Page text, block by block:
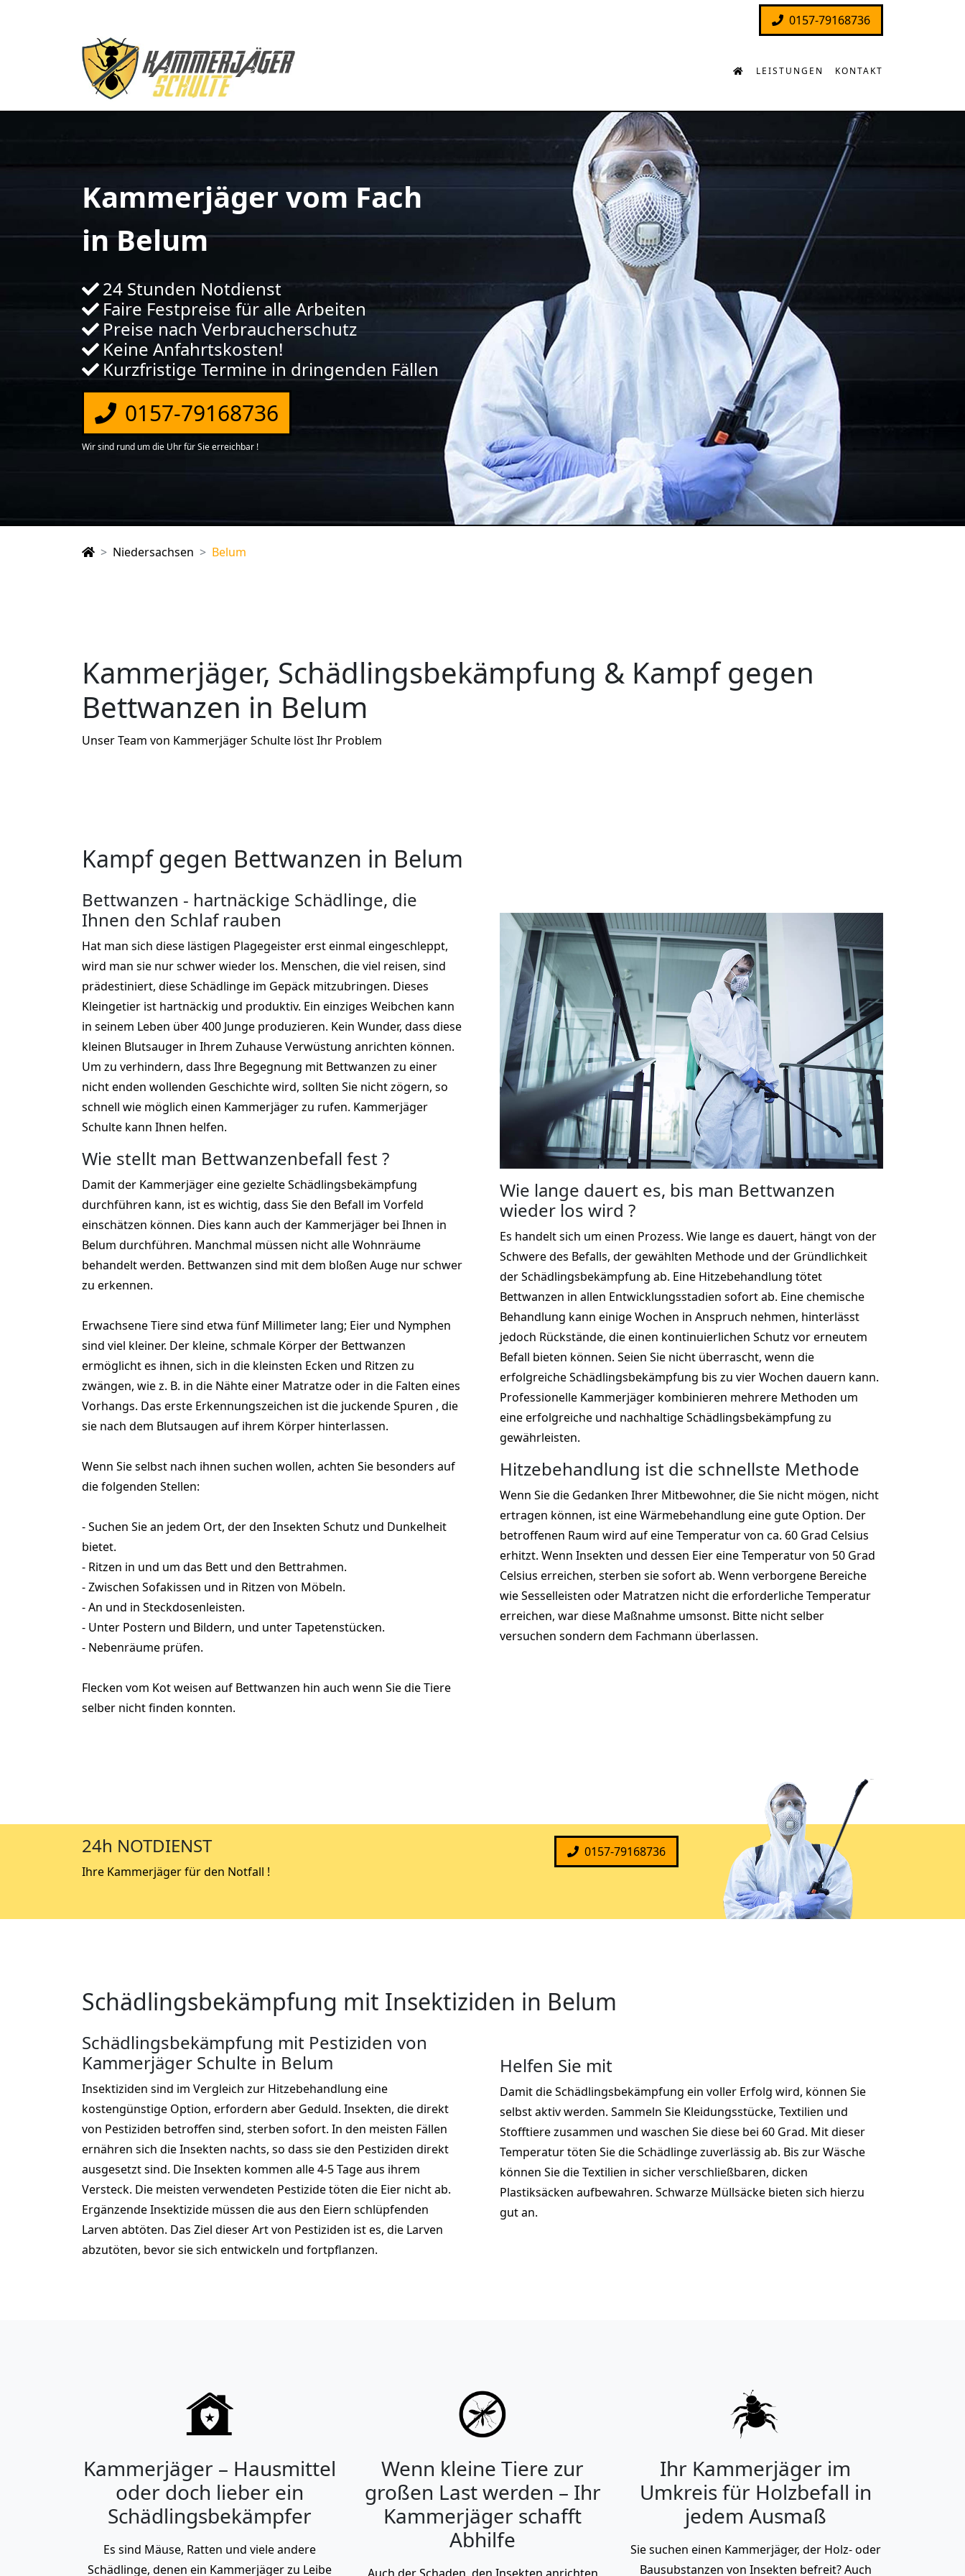
0157-79168736
LEISTUNGEN KONTAKT
Kammerjäger vom Fach
in Belum
24 Stunden Notdienst
Faire Festpreise für alle Arbeiten
Preise nach Verbraucherschutz
Keine Anfahrtskosten!
Kurzfristige Termine in dringenden Fällen
0157-79168736
Wir sind rund um die Uhr für Sie erreichbar !
Niedersachsen Belum
Kammerjäger, Schädlingsbekämpfung & Kampf gegen
Bettwanzen in Belum
Unser Team von Kammerjäger Schulte löst Ihr Problem
Kampf gegen Bettwanzen in Belum
Bettwanzen - hartnäckige Schädlinge, die
Ihnen den Schlaf rauben
Hat man sich diese lästigen Plagegeister erst einmal eingeschleppt,
wird man sie nur schwer wieder los. Menschen, die viel reisen, sind
prädestiniert, diese Schädlinge im Gepäck mitzubringen. Dieses
Kleingetier ist hartnäckig und produktiv. Ein einziges Weibchen kann
in seinem Leben über 400 Junge produzieren. Kein Wunder, dass diese
kleinen Blutsauger in Ihrem Zuhause Verwüstung anrichten können.
Um zu verhindern, dass Ihre Begegnung mit Bettwanzen zu einer
nicht enden wollenden Geschichte wird, sollten Sie nicht zögern, so
schnell wie möglich einen Kammerjäger zu rufen. Kammerjäger
Schulte kann Ihnen helfen.
Wie stellt man Bettwanzenbefall fest ?
Damit der Kammerjäger eine gezielte Schädlingsbekämpfung
durchführen kann, ist es wichtig, dass Sie den Befall im Vorfeld
einschätzen können. Dies kann auch der Kammerjäger bei Ihnen in
Belum durchführen. Manchmal müssen nicht alle Wohnräume
behandelt werden. Bettwanzen sind mit dem bloßen Auge nur schwer
zu erkennen.
Erwachsene Tiere sind etwa fünf Millimeter lang; Eier und Nymphen
sind viel kleiner. Der kleine, schmale Körper der Bettwanzen
ermöglicht es ihnen, sich in die kleinsten Ecken und Ritzen zu
zwängen, wie z. B. in die Nähte einer Matratze oder in die Falten eines
Vorhangs. Das erste Erkennungszeichen ist die juckende Spuren , die
sie nach dem Blutsaugen auf ihrem Körper hinterlassen.
Wenn Sie selbst nach ihnen suchen wollen, achten Sie besonders auf
die folgenden Stellen:
- Suchen Sie an jedem Ort, der den Insekten Schutz und Dunkelheit
bietet.
- Ritzen in und um das Bett und den Bettrahmen.
- Zwischen Sofakissen und in Ritzen von Möbeln.
- An und in Steckdosenleisten.
- Unter Postern und Bildern, und unter Tapetenstücken.
- Nebenräume prüfen.
Flecken vom Kot weisen auf Bettwanzen hin auch wenn Sie die Tiere
selber nicht finden konnten.
Wie lange dauert es, bis man Bettwanzen
wieder los wird ?
Es handelt sich um einen Prozess. Wie lange es dauert, hängt von der
Schwere des Befalls, der gewählten Methode und der Gründlichkeit
der Schädlingsbekämpfung ab. Eine Hitzebehandlung tötet
Bettwanzen in allen Entwicklungsstadien sofort ab. Eine chemische
Behandlung kann einige Wochen in Anspruch nehmen, hinterlässt
jedoch Rückstände, die einen kontinuierlichen Schutz vor erneutem
Befall bieten können. Seien Sie nicht überrascht, wenn die
erfolgreiche Schädlingsbekämpfung bis zu vier Wochen dauern kann.
Professionelle Kammerjäger kombinieren mehrere Methoden um
eine erfolgreiche und nachhaltige Schädlingsbekämpfung zu
gewährleisten.
Hitzebehandlung ist die schnellste Methode
Wenn Sie die Gedanken Ihrer Mitbewohner, die Sie nicht mögen, nicht
ertragen können, ist eine Wärmebehandlung eine gute Option. Der
betroffenen Raum wird auf eine Temperatur von ca. 60 Grad Celsius
erhitzt. Wenn Insekten und dessen Eier eine Temperatur von 50 Grad
Celsius erreichen, sterben sie sofort ab. Wenn verborgene Bereiche
wie Sesselleisten oder Matratzen nicht die erforderliche Temperatur
erreichen, war diese Maßnahme umsonst. Bitte nicht selber
versuchen sondern dem Fachmann überlassen.
24h NOTDIENST
Ihre Kammerjäger für den Notfall !
0157-79168736
Schädlingsbekämpfung mit Insektiziden in Belum
Schädlingsbekämpfung mit Pestiziden von
Kammerjäger Schulte in Belum
Insektiziden sind im Vergleich zur Hitzebehandlung eine
kostengünstige Option, erfordern aber Geduld. Insekten, die direkt
von Pestiziden betroffen sind, sterben sofort. In den meisten Fällen
ernähren sich die Insekten nachts, so dass sie den Pestiziden direkt
ausgesetzt sind. Die Insekten kommen alle 4-5 Tage aus ihrem
Versteck. Die meisten verwendeten Pestizide töten die Eier nicht ab.
Ergänzende Insektizide müssen die aus den Eiern schlüpfenden
Larven abtöten. Das Ziel dieser Art von Pestiziden ist es, die Larven
abzutöten, bevor sie sich entwickeln und fortpflanzen.
Helfen Sie mit
Damit die Schädlingsbekämpfung ein voller Erfolg wird, können Sie
selbst aktiv werden. Sammeln Sie Kleidungsstücke, Textilien und
Stofftiere zusammen und waschen Sie diese bei 60 Grad. Mit dieser
Temperatur töten Sie die Schädlinge zuverlässig ab. Bis zur Wäsche
können Sie die Textilien in sicher verschließbaren, dicken
Plastiksäcken aufbewahren. Schwarze Müllsäcke bieten sich hierzu
gut an.
Kammerjäger – Hausmittel
oder doch lieber ein
Schädlingsbekämpfer
Es sind Mäuse, Ratten und viele andere
Schädlinge, denen ein Kammerjäger zu Leibe
Wenn kleine Tiere zur
großen Last werden – Ihr
Kammerjäger schafft
Abhilfe
Ihr Kammerjäger im
Umkreis für Holzbefall in
jedem Ausmaß
Sie suchen einen Kammerjäger, der Holz- oder
Bausubstanzen von Insekten befreit? Auch